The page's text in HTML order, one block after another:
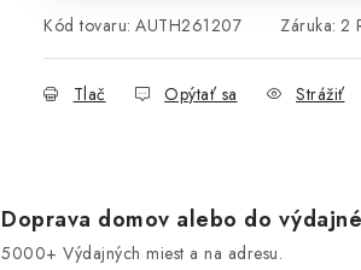
Kód tovaru: AUTH261207 Záruka: 2
Tlač Opýtať sa Strážiť
Doprava domov alebo do
5000+ Výdajných miest a na adresu.